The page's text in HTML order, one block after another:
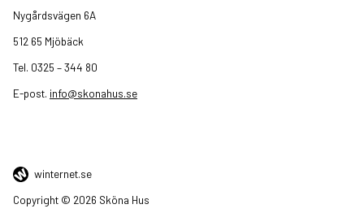
Nygårdsvägen 6A
512 65 Mjöbäck
Tel. 0325 – 344 80
E-post. info@skonahus.se
Copyright © 2026 Sköna Hus
winternet.se